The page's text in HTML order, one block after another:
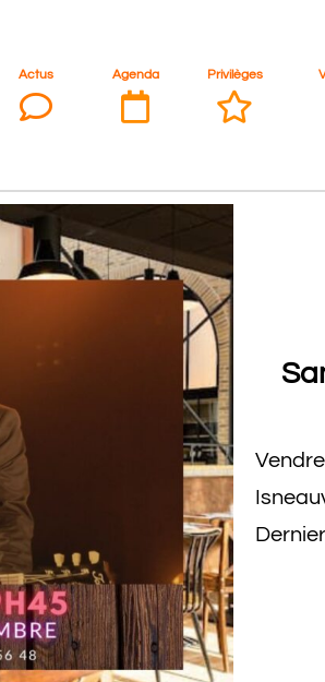
Actus Agenda Privilèges